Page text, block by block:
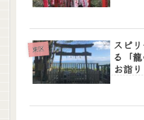
東区
スピ
る「
お詣り